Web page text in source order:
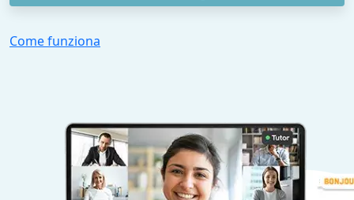
Come funziona